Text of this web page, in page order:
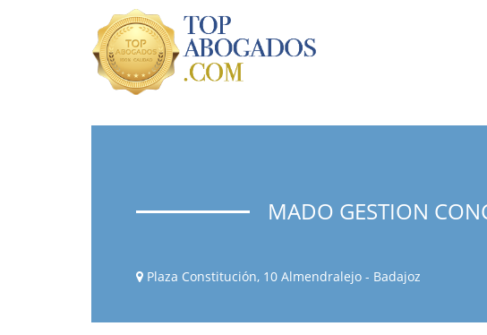
MADO GESTION
Plaza Constitución, 10 Almendralejo - Badajoz